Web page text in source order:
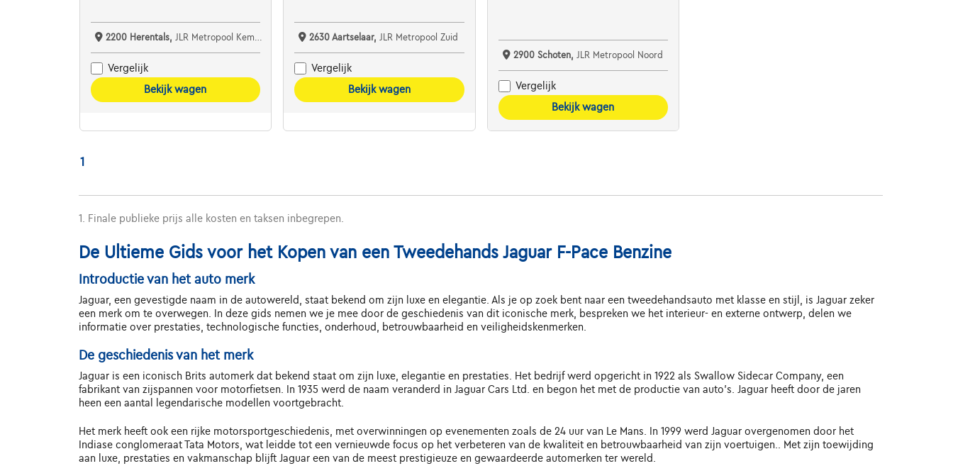
2200 Herentals, JLR Metropool Kempen
Vergelijk
Bekijk wagen
2630 Aartselaar, JLR Metropool Zuid
Vergelijk
Bekijk wagen
2900 Schoten, JLR Metropool Noord
Vergelijk
Bekijk wagen
1
1. Finale publieke prijs alle kosten en taksen inbegrepen.
De Ultieme Gids voor het Kopen van een Tweedehands Jaguar F-Pace Benzine
Introductie van het auto merk
Jaguar, een gevestigde naam in de autowereld, staat bekend om zijn luxe en elegantie. Als je op zoek bent naar een tweedehandsauto met klasse en stijl, is Jaguar zeker
een merk om te overwegen. In deze gids nemen we je mee door de geschiedenis van dit iconische merk, bespreken we het interieur- en externe ontwerp, delen we
informatie over prestaties, technologische functies, onderhoud, betrouwbaarheid en veiligheidskenmerken.
De geschiedenis van het merk
Jaguar is een iconisch Brits automerk dat bekend staat om zijn luxe, elegantie en prestaties. Het bedrijf werd opgericht in 1922 als Swallow Sidecar Company, een
fabrikant van zijspannen voor motorfietsen. In 1935 werd de naam veranderd in Jaguar Cars Ltd. en begon het met de productie van auto's. Jaguar heeft door de jaren
heen een aantal legendarische modellen voortgebracht.
Het merk heeft ook een rijke motorsportgeschiedenis, met overwinningen op evenementen zoals de 24 uur van Le Mans. In 1999 werd Jaguar overgenomen door het
Indiase conglomeraat Tata Motors, wat leidde tot een vernieuwde focus op het verbeteren van de kwaliteit en betrouwbaarheid van zijn voertuigen.. Met zijn toewijding
aan luxe, prestaties en vakmanschap blijft Jaguar een van de meest prestigieuze en gewaardeerde automerken ter wereld.